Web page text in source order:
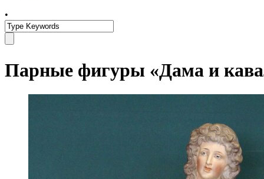
•
Парные фигуры «Дама и